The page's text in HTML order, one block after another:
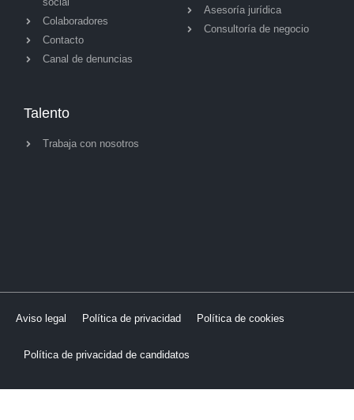
Colaboradores
Contacto
Canal de denuncias
Asesoría jurídica
Consultoría de negocio
Talento
Trabaja con nosotros
Aviso legal Política de privacidad Política de cookies
Política de privacidad de candidatos